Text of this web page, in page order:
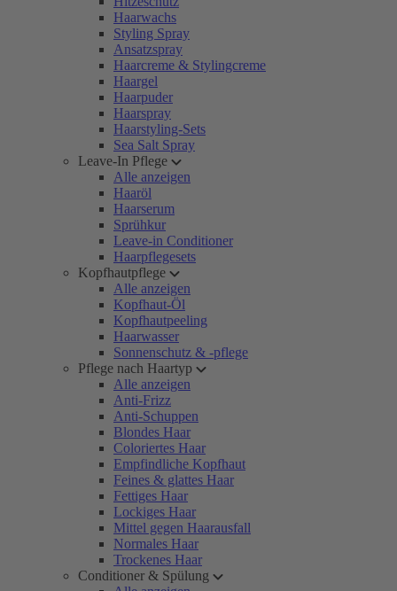
Haarwachs
Styling Spray
Ansatzspray
Haarcreme & Stylingcreme
Haargel
Haarpuder
Haarspray
Haarstyling-Sets
Sea Salt Spray
Leave-In Pflege
Alle anzeigen
Haaröl
Haarserum
Sprühkur
Leave-in Conditioner
Haarpflegesets
Kopfhautpflege
Alle anzeigen
Kopfhaut-Öl
Kopfhautpeeling
Haarwasser
Sonnenschutz & -pflege
Pflege nach Haartyp
Alle anzeigen
Anti-Frizz
Anti-Schuppen
Blondes Haar
Coloriertes Haar
Empfindliche Kopfhaut
Feines & glattes Haar
Fettiges Haar
Lockiges Haar
Mittel gegen Haarausfall
Normales Haar
Trockenes Haar
Conditioner & Spülung